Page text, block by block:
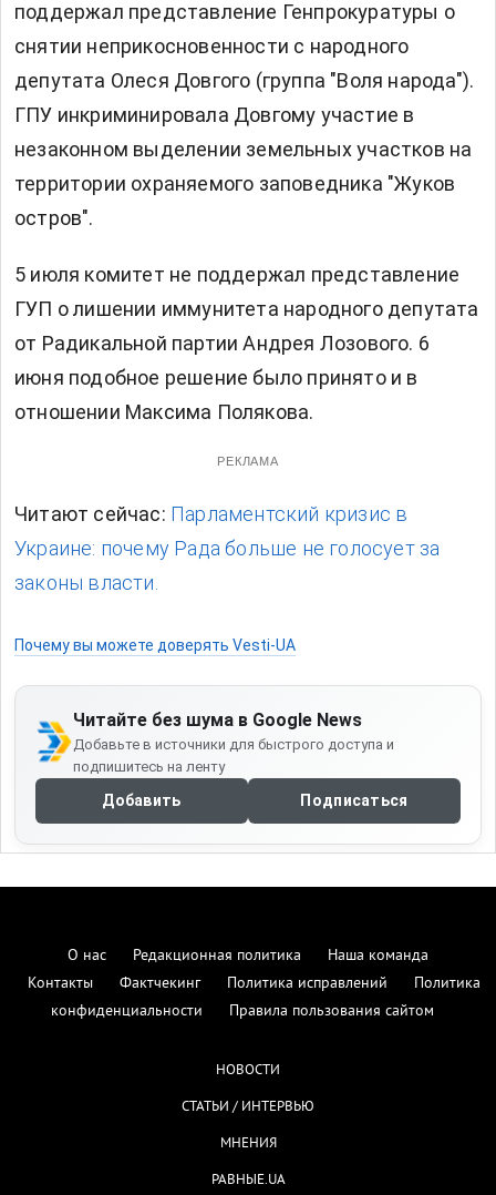
поддержал представление Генпрокуратуры о
снятии неприкосновенности с народного
депутата Олеся Довгого (группа "Воля народа").
ГПУ инкриминировала Довгому участие в
незаконном выделении земельных участков на
территории охраняемого заповедника "Жуков
остров".
5 июля комитет не поддержал представление
ГУП о лишении иммунитета народного депутата
от Радикальной партии Андрея Лозового. 6
июня подобное решение было принято и в
отношении Максима Полякова.
РЕКЛАМА
Читают сейчас: Парламентский кризис в
Украине: почему Рада больше не голосует за
законы власти.
Почему вы можете доверять Vesti-UA
Читайте без шума в Google News
Добавьте в источники для быстрого доступа и
подпишитесь на ленту
Добавить Подписаться
О нас Редакционная политика
Наша команда
Контакты
Фактчекинг Политика исправлений
Политика
конфиденциальности
Правила пользования сайтом
НОВОСТИ
СТАТЬИ / ИНТЕРВЬЮ
МНЕНИЯ
РАВНЫЕ.UA